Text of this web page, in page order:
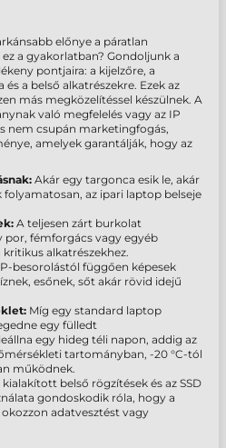
előnye a páratlan
a gyakorlatban? Gondoljunk a
pontjaira: a kijelzőre, a
a belső alkatrészekre. Ezek az
más megközelítéssel készülnek. A
való megfelelés vagy az IP
nem csupán marketingfogás,
amelyek garantálják, hogy az
Akár egy targonca esik le, akár
az ipari laptop belseje
A teljesen zárt burkolat
por, fémforgács vagy egyéb
alkatrészekhez.
besorolástól függően képesek
esőnek, sőt akár rövid idejű
Míg egy standard laptop
egy fülledt
egy hideg téli napon, addig az
tartományban, -20 °C-tól
működnek.
belső rögzítések és az SSD
gondoskodik róla, hogy a
adatvesztést vagy